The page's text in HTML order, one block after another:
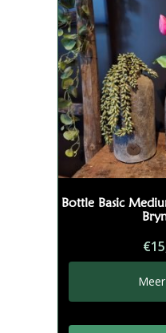
Bottle Basic
€